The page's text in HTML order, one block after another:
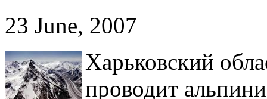
23 June, 2007
Харьковский
проводит